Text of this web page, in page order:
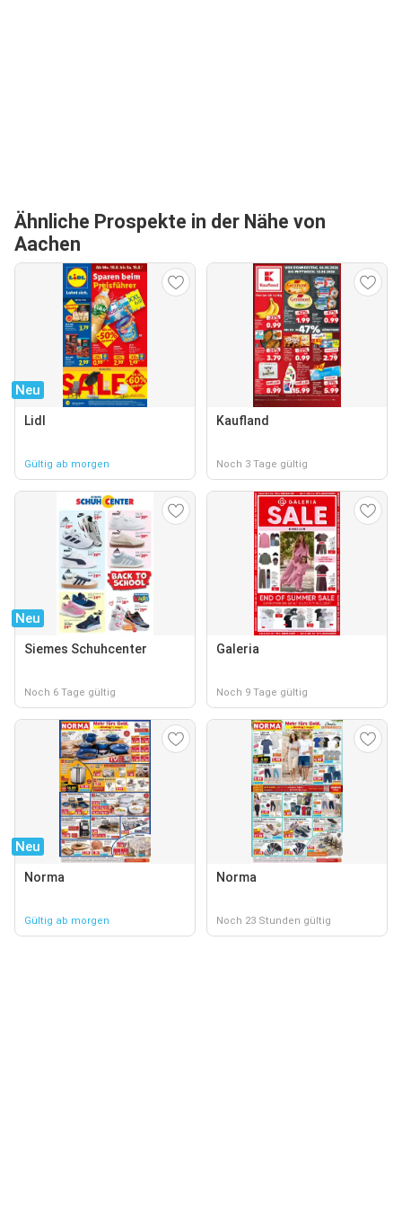
Ähnliche Prospekte in der Nähe von
Aachen
Neu
Lidl
Gültig ab morgen
Kaufland
Noch 3 Tage gültig
Neu
Siemes Schuhcenter
Noch 6 Tage gültig
Galeria
Noch 9 Tage gültig
Neu
Norma
Gültig ab morgen
Norma
Noch 23 Stunden gültig